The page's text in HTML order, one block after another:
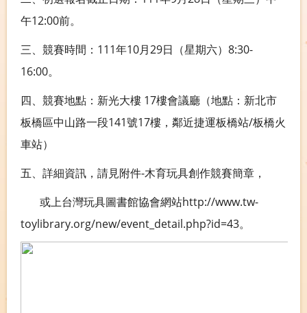
午12:00前。
三、競賽時間：111年10月29日（星期六）8:30-
16:00。
四、競賽地點：新光大樓 17樓會議廳（地點：新北市
板橋區中山路一段141號17樓，鄰近捷運板橋站/板橋火
車站）
五、詳細資訊，請見附件-木育玩具創作競賽簡章，
或上台灣玩具圖書館協會網站http://www.tw-
toylibrary.org/new/event_detail.php?id=43。